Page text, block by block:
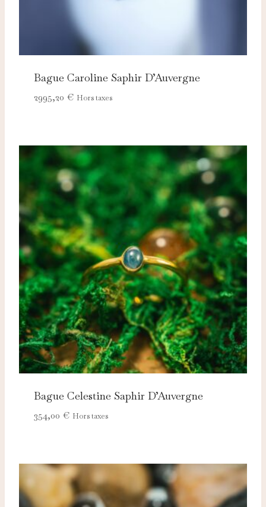
Bague Caroline Saphir D’Auvergne
2995,20 € Hors taxes
Bague Celestine Saphir D’Auvergne
354,00 € Hors taxes